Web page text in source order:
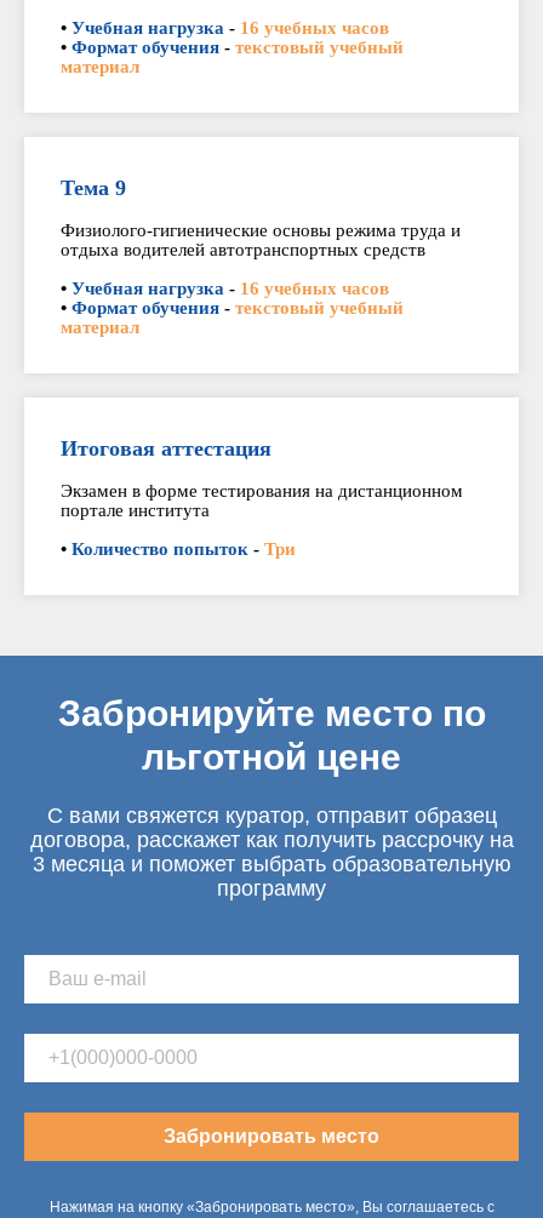
• Учебная нагрузка - 16 учебных часов
• Формат обучения - текстовый учебный
материал
Тема 9
Физиолого-гигиенические основы режима труда и
отдыха водителей автотранспортных средств
• Учебная нагрузка - 16 учебных часов
• Формат обучения - текстовый учебный
материал
Итоговая аттестация
Экзамен в форме тестирования на дистанционном
портале института
• Количество попыток - Три
Забронируйте место по
льготной цене
С вами свяжется куратор, отправит образец
договора, расскажет как получить рассрочку на
3 месяца и поможет выбрать образовательную
программу
Забронировать место
Нажимая на кнопку «Забронировать место», Вы соглашаетесь с